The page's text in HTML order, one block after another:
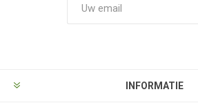
INFORMATIE